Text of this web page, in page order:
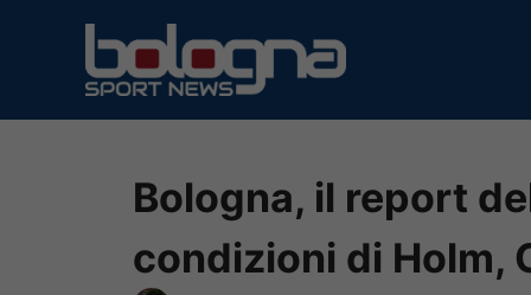
contenuto
Bologna, il report
condizioni di Holm,